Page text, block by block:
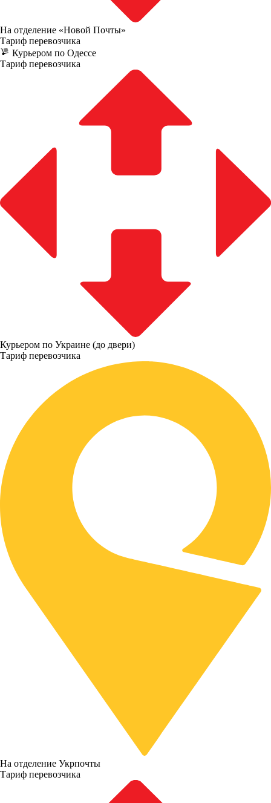
На отделение «Новой Почты»
Тариф перевозчика
Курьером по Одессе
Тариф перевозчика
Курьером по Украине (до двери)
Тариф перевозчика
На отделение Укрпочты
Тариф перевозчика